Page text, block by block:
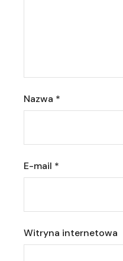
Nazwa *
E-mail *
Witryna internetowa